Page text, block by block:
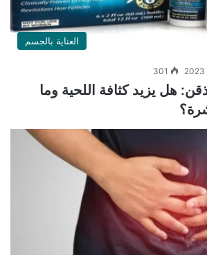
العناية بالجسم
301
هل يزيد كثافة اللحية وما